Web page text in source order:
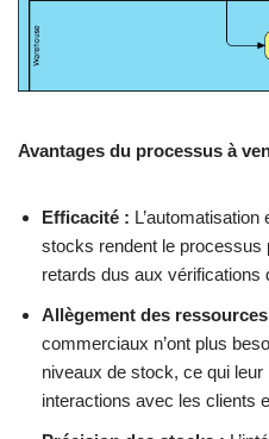
Avantages du processus à
Efficacité :
stocks rendent le processus
retards dus aux vérifications
Allègement des
commerciaux n’ont plus
niveaux de stock, ce qui
interactions avec les clients